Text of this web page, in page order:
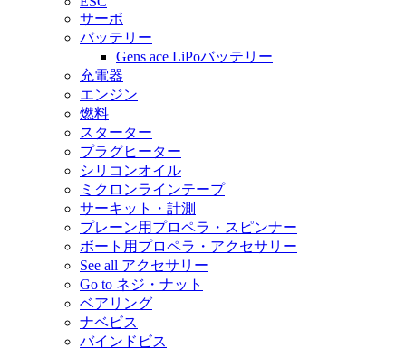
サーボ
バッテリー
Gens ace LiPoバッテリー
充電器
エンジン
燃料
スターター
プラグヒーター
シリコンオイル
ミクロンラインテープ
サーキット・計測
プレーン用プロペラ・スピンナー
ボート用プロペラ・アクセサリー
See all アクセサリー
Go to ネジ・ナット
ベアリング
ナベビス
バインドビス